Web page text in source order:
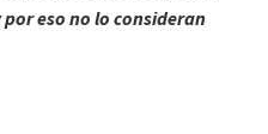
por eso no lo consideran